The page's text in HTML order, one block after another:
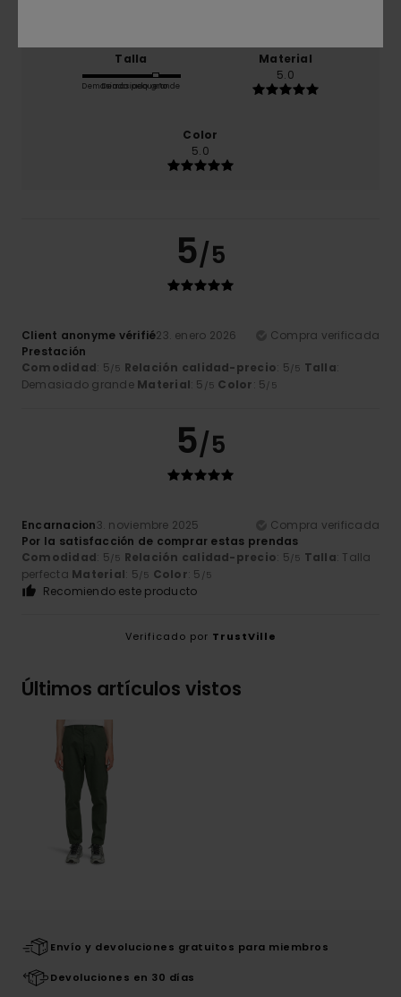
Talla
Demasiado pequeño
Demasiado grande
Material
5.0
Color
5.0
5/5
Client anonyme vérifié23. enero 2026
Compra verificada
Prestación
Comodidad: 5/5 Relación calidad-precio: 5/5 Talla:
Demasiado grande Material: 5 /5 Color: 5/5
5/5
Encarnacion3. noviembre 2025
Compra verificada
Por la satisfacción de comprar estas prendas
Comodidad: 5/5 Relación calidad-precio: 5/5 Talla: Talla
perfecta Material: 5/5 Color: 5 /5
Recomiendo este producto
Verificado por TrustVille
Últimos artículos vistos
Envío y devoluciones gratuitos para miembros
Devoluciones en 30 días